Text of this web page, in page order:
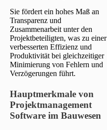
Sie fördert ein hohes Maß an
Transparenz und
Zusammenarbeit unter den
Projektbeteiligten, was zu einer
verbesserten Effizienz und
Produktivität bei gleichzeitiger
Minimierung von Fehlern und
Verzögerungen führt.
Hauptmerkmale von
Projektmanagement
Software im Bauwesen